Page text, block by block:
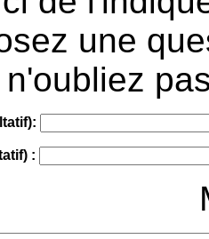
une
n'oubliez
: